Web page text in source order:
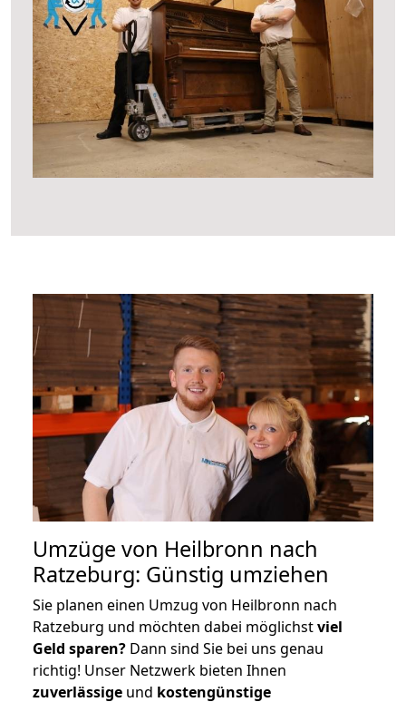
Umzüge von Heilbronn nach
Ratzeburg: Günstig umziehen
Sie planen einen Umzug von Heilbronn nach
Ratzeburg und möchten dabei möglichstviel
Geld sparen? Dann sind Sie bei uns genau
richtig! Unser Netzwerk bieten Ihnen
zuverlässige und kostengünstige